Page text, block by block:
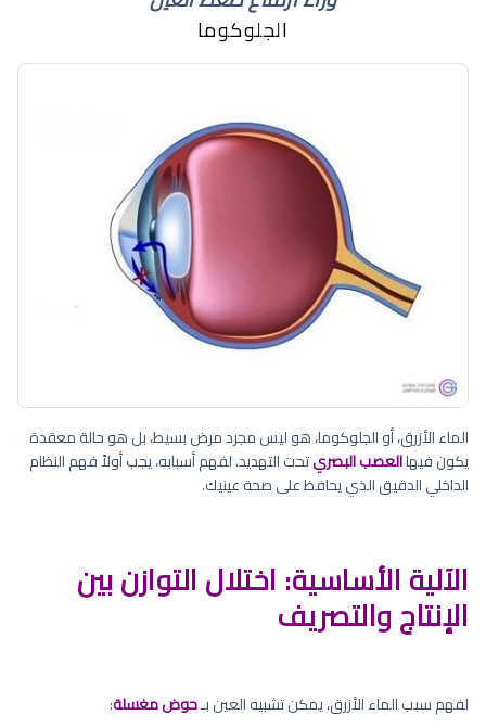
الجلوكوما
الماء الأزرق، أو الجلوكوما، هو ليس مجرد مرض بسيط، بل هو حالة معقدة
يكون فيهاالعصب البصريتحت التهديد. لفهم أسبابه، يجب أولاً فهم النظام
الداخلي الدقيق الذي يحافظ على صحة عينيك.
الآلية الأساسية: اختلال التوازن بين
الإنتاج والتصريف
لفهم سبب الماء الأزرق، يمكن تشبيه العين بـحوض مغسلة: